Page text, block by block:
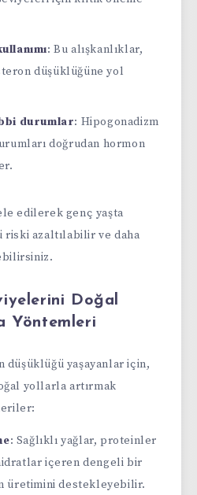
: Bu alışkanlıklar,
düşüklüğüne yol
durumlar: Hipogonadizm
doğrudan hormon
edilerek genç yaşta
azaltılabilir ve daha
Doğal
Yöntemleri
düşüklüğü yaşayanlar için,
yollarla artırmak
: Sağlıklı yağlar, proteinler
içeren dengeli bir
üretimini destekleyebilir.